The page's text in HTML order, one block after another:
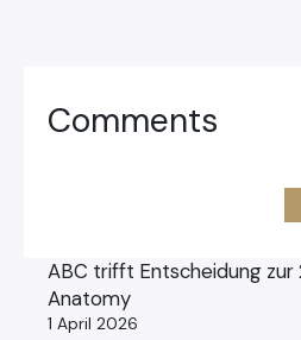
Comments
ABC trifft Entscheidung zur
Anatomy
1 April 2026